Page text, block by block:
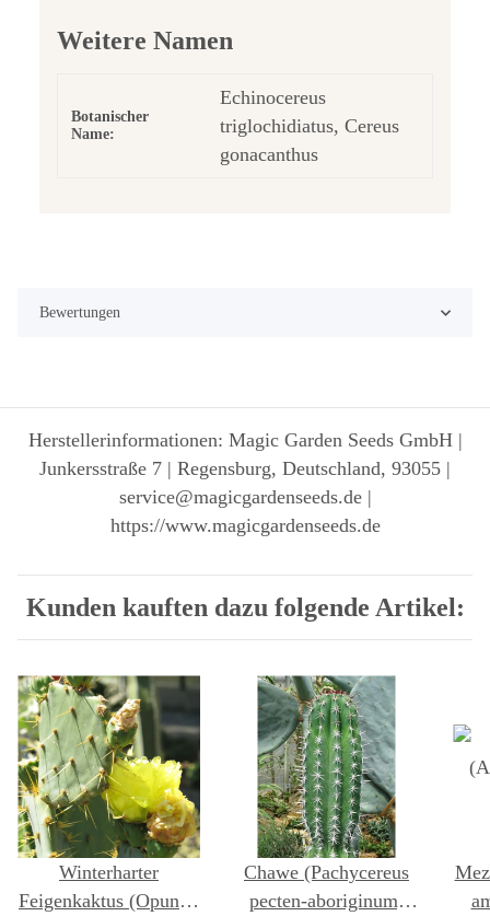
Weitere Namen
Botanischer
Name:
Echinocereus
triglochidiatus, Cereus
gonacanthus
Bewertungen
Herstellerinformationen: Magic Garden Seeds GmbH |
Junkersstraße 7 | Regensburg, Deutschland, 93055 |
service@magicgardenseeds.de |
https://www.magicgardenseeds.de
Kunden kauften dazu folgende Artikel:
Winterharter
Feigenkaktus (Opuntia
Chawe (Pachycereus
pecten-aboriginum)